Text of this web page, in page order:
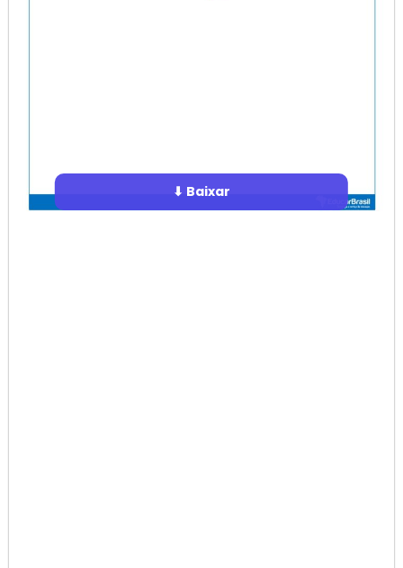
⬇ Baixar